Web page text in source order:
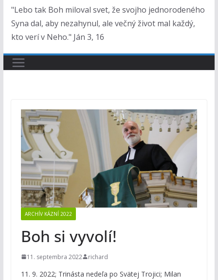
"Lebo tak Boh miloval svet, že svojho jednorodeného
Syna dal, aby nezahynul, ale večný život mal každý,
kto verí v Neho." Ján 3, 16
ARCHÍV KÁZNÍ 2022
Boh si vyvolí!
11. septembra 2022 richard
11. 9. 2022; Trinásta nedeľa po Svätej Trojici; Milan